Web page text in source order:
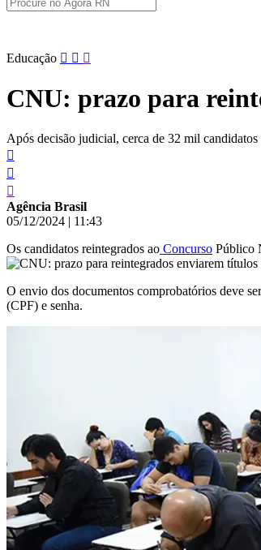
Pular
conteúdo
Educação
CNU: prazo para
Após decisão judicial, cerca de 32 mil
Agência Brasil
05/12/2024 | 11:43
Os candidatos reintegrados ao Concurso Público
O envio dos documentos comprobatórios deve
(CPF) e senha.